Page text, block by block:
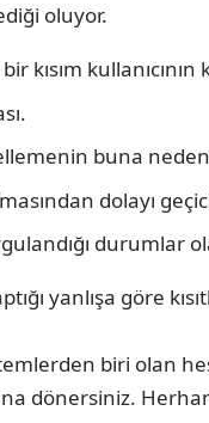
oluyor.
kullanıcının
buna neden
dolayı
durumlar
yanlışa göre
biri olan
dönersiniz.